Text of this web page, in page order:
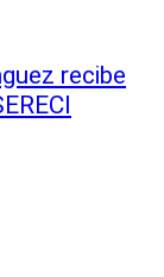
recibe